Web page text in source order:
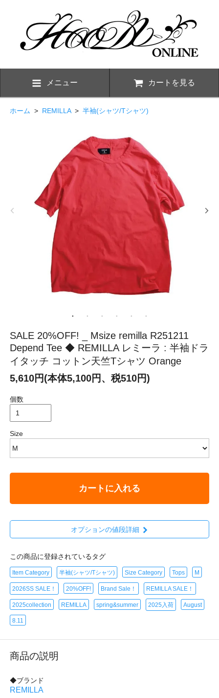
メニュー カートを見る
ホーム > REMILLA> 半袖(シャツ/Tシャツ)
SALE 20%OFF! _ Msize remilla R251211
Depend Tee ◆ REMILLA レミーラ : 半袖ドラ
イタッチ コットン天竺Tシャツ Orange
5,610円(本体5,100円、税510円)
個数
Size
カートに入れる
オプションの値段詳細
この商品に登録されているタグ
Item Category 半袖(シャツ/Tシャツ) Size Category Tops M
2026SS SALE！ 20%OFF! Brand Sale！ REMILLA SALE！
2025collection REMILLA spring&summer 2025入荷 August
8.11
商品の説明
◆ブランド
REMILLA